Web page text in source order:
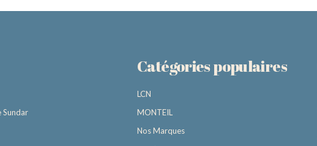
Sundar
Catégories populaires
LCN
MONTEIL
Nos Marques